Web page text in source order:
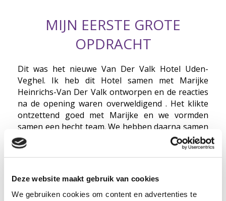
Deze website maakt gebruik van cookies
We gebruiken cookies om content en advertenties te
MIJN EERSTE GROTE
OPDRACHT
Dit was het nieuwe Van Der Valk Hotel Uden-
Veghel. Ik heb dit Hotel samen met Marijke
Heinrichs-Van Der Valk ontworpen en de reacties
na de opening waren overweldigend . Het klikte
ontzettend goed met Marijke en we vormden
samen een hecht team. We hebben daarna samen
veel nieuwe projecten gedaan voor van der Valk
hotels maar ook andere opdrachtgevers.
netwerk word ik ook vaak door andere
opdrachtgevers gevraagd.